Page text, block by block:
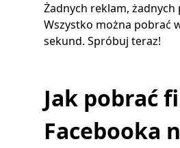
Żadnych reklam,
Wszystko można pobrać
sekund. Spróbuj teraz!
Jak pobrać
Facebooka